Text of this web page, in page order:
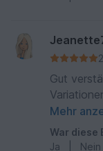
Gut
weitere
Mehr
War diese
Ja
Nein